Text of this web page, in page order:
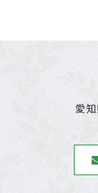
愛